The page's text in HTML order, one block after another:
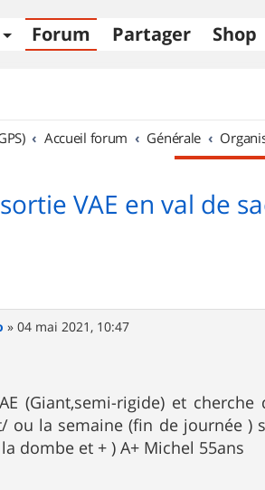
Forum Partager Shop
Accueil forum Générale
sortie VAE en val de
»04 mai 2021, 10:47
(Giant,semi-rigide) et
ou la semaine (fin de journée
dombe et + ) A+ Michel 55ans